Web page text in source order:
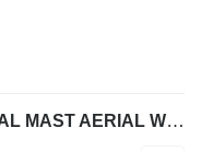
Hangcha HV80M-LC DC VERTICAL MAST AERIAL WORK LIFT PLATFORM 820CM 2025 8